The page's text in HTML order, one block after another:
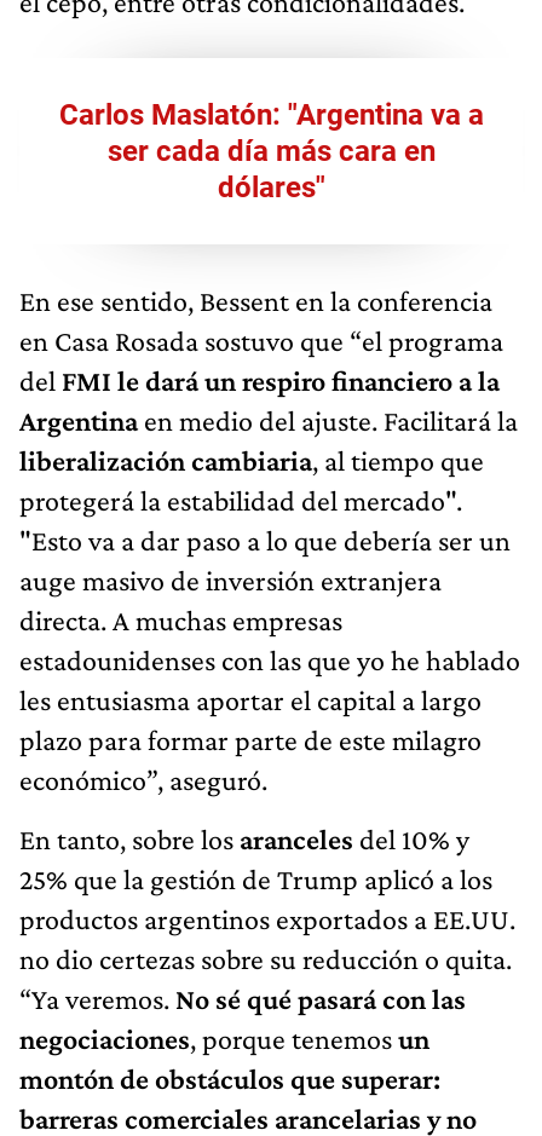
Carlos Maslatón: "Argentina va a
ser cada día más cara en
dólares"
En ese sentido, Bessent en la conferencia
en Casa Rosada sostuvo que “el programa
del FMI le dará un respiro financiero a la
Argentinaen medio del ajuste. Facilitará la
liberalización cambiaria, al tiempo que
protegerá la estabilidad del mercado".
"Esto va a dar paso a lo que debería ser un
auge masivo de inversión extranjera
directa. A muchas empresas
estadounidenses con las que yo he hablado
les entusiasma aportar el capital a largo
plazo para formar parte de este milagro
económico”, aseguró.
En tanto, sobre los aranceles del 10% y
25% que la gestión de Trump aplicó a los
productos argentinos exportados a EE.UU.
no dio certezas sobre su reducción o quita.
“Ya veremos. No sé qué pasará con las
negociaciones, porque tenemosun
montón de obstáculos que superar:
barreras comerciales arancelarias y no